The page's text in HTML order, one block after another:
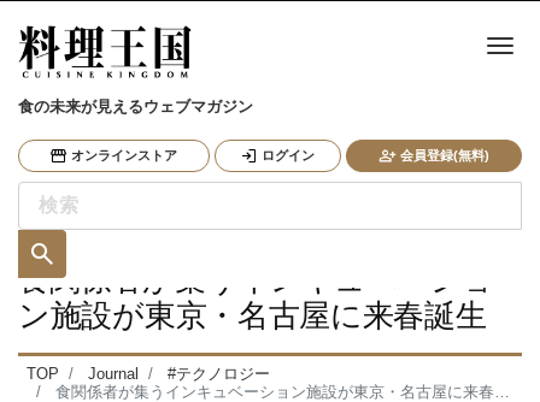
食の未来が見えるウェブマガジン
オンラインストア ログイン 会員登録(無料)
ナ
食関係者が集うインキュベーショ
ン施設が東京・名古屋に来春誕生
TOP Journal
#テクノロジー
食関係者が集うインキュベーション施設が東京・名古屋に来春誕生